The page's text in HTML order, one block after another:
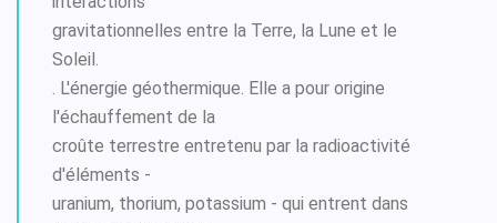
gravitationnelles entre la Terre, la Lune et le
Soleil.
. L'énergie géothermique. Elle a pour origine
l'échauffement de la
croûte terrestre entretenu par la radioactivité
d'éléments -
uranium, thorium, potassium - qui entrent dans